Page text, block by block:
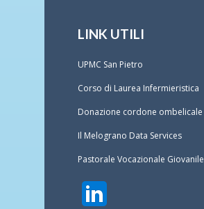
LINK UTILI
UPMC San Pietro
Corso di Laurea Infermieristica
Donazione cordone ombelicale
Il Melograno Data Services
Pastorale Vocazionale Giovanile